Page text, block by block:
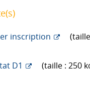
inscription
D1 (taille : 250